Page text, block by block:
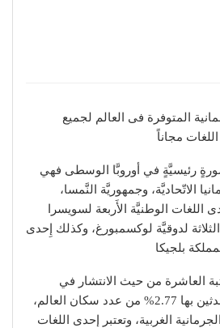
المتوفرة فى العالم لجميع
مجاناً
رئيسيَّةٍ في أوروبَّا الوسطى فهي
الاتّحاديَّة، وجمهوريَّة النَّمسا،
اللغات الوطنيَّة الأَربعة لسويسرا
لدوقيَّة لوكسمبورغ، وكذلك إِحدى
بلجيكا
العاشرة من حيث الانتشار في
العالم، وتبلغ نسبة المتحدثين بها 2.77% من عدد سكان العالم،
الغربية، وتعتبر إحدى اللغات